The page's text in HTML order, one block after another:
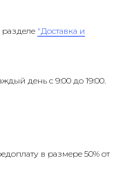
"Доставка и
день с 9:00 до 19:00.
в размере 50% от